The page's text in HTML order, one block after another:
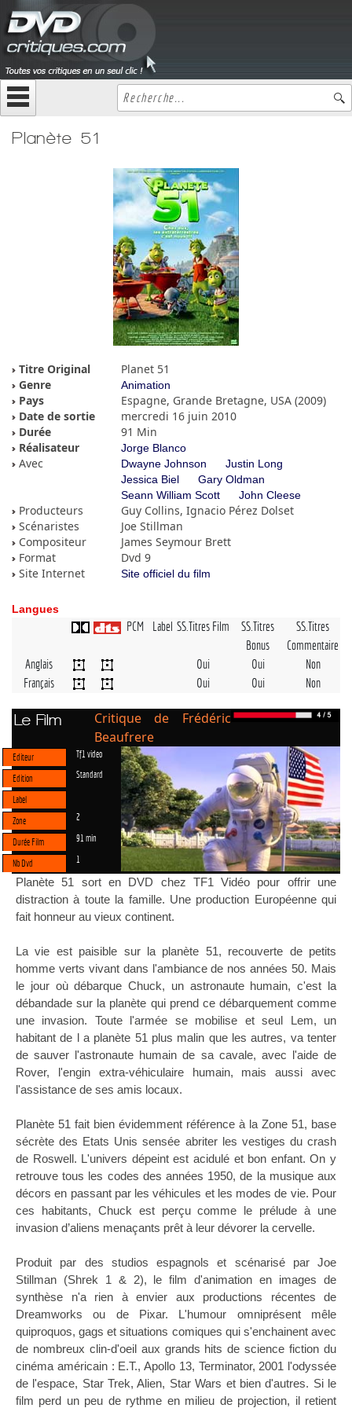
Planète 51
Titre Original
Planet 51
Genre
Animation
Pays
Espagne, Grande Bretagne, USA (2009)
Date de sortie
mercredi 16 juin 2010
Durée
91 Min
Réalisateur
Jorge Blanco
Avec Dwayne Johnson
Justin Long
Jessica Biel
Gary Oldman
Seann William Scott
John Cleese
Producteurs
Guy Collins, Ignacio Pérez Dolset
Scénaristes
Joe Stillman
Compositeur
James Seymour Brett
Format
Dvd 9
Site Internet
Site officiel du film
Langues
PCM Label SS.Titres Film
SS.Titres
Bonus
SS.Titres
Commentaire
Anglais
Oui Oui
Non
Français
Oui Oui Non
Le Film
Critique de Frédéric
Beaufrere
Editeur Tf1 video
Edition Standard
Label
Zone
2
Durée Film 91 min
Nb Dvd 1
Planète 51 sort en DVD chez TF1 Vidéo pour offrir une
distraction à toute la famille. Une production Européenne qui
fait honneur au vieux continent.
La vie est paisible sur la planète 51, recouverte de petits
homme verts vivant dans l'ambiance de nos années 50. Mais
le jour où débarque Chuck, un astronaute humain, c'est la
débandade sur la planète qui prend ce débarquement comme
une invasion. Toute l'armée se mobilise et seul Lem, un
habitant de l a planète 51 plus malin que les autres, va tenter
de sauver l'astronaute humain de sa cavale, avec l'aide de
Rover, l'engin extra-véhiculaire humain, mais aussi avec
l'assistance de ses amis locaux.
Planète 51 fait bien évidemment référence à la Zone 51, base
sécrète des Etats Unis sensée abriter les vestiges du crash
de Roswell. L'univers dépeint est acidulé et bon enfant. On y
retrouve tous les codes des années 1950, de la musique aux
décors en passant par les véhicules et les modes de vie. Pour
ces habitants, Chuck est perçu comme le prélude à une
invasion d’aliens menaçants prêt à leur dévorer la cervelle.
Produit par des studios espagnols et scénarisé par Joe
Stillman (Shrek 1 & 2), le film d'animation en images de
synthèse n'a rien à envier aux productions récentes de
Dreamworks ou de Pixar. L'humour omniprésent mêle
quiproquos, gags et situations comiques qui s'enchainent avec
de nombreux clin-d'oeil aux grands hits de science fiction du
cinéma américain : E.T., Apollo 13, Terminator, 2001 l'odyssée
de l'espace, Star Trek, Alien, Star Wars et bien d'autres. Si le
film perd un peu de rythme en milieu de projection, il retient